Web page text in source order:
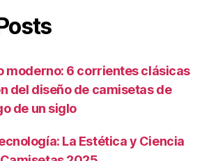
moderno: 6 corrientes clásicas
del diseño de camisetas de
de un siglo
La Estética y Ciencia